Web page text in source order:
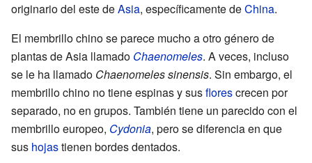
originario del este deAsia, específicamente deChina.
El membrillo chino se parece mucho a otro género de
plantas de Asia llamado Chaenomeles. A veces, incluso
se le ha llamado Chaenomeles sinensis. Sin embargo, el
membrillo chino no tiene espinas y susflorescrecen por
separado, no en grupos. También tiene un parecido con el
membrillo europeo, Cydonia, pero se diferencia en que
sus hojastienen bordes dentados.